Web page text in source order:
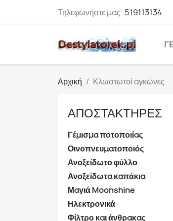
Τηλεφωνήστε μας: 519113134
Αρχική Κλωστωτοί αγκώνες
ΑΠΟΣΤΑΚΤΉΡΕΣ
Γέμισμα ποτοποιίας
Οινοπνευματοποιός
Ανοξείδωτο φύλλο
Ανοξείδωτα καπάκια
Μαγιά Moonshine
Ηλεκτρονικά
Φίλτρο και άνθρακας